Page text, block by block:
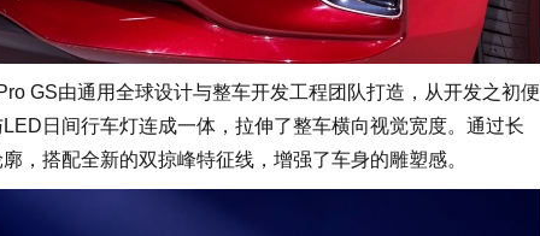
由通用全球设计与整车开发工程团队打造，从开发之初便
日间行车灯连成一体，拉伸了整车横向视觉宽度。通过长
，搭配全新的双掠峰特征线，增强了车身的雕塑感。